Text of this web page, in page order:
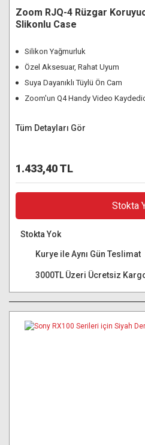
Zoom RJQ-4 Rüzgar
Slikonlu Case
Silikon Yağmurluk
Özel Aksesuar, Rahat Uyum
Suya Dayanıklı Tüylü Ön Cam
Zoom'un Q4 Handy Video
Tüm Detayları Gör
1.433,40 TL
Stokta
Stokta Yok
Kurye ile Aynı Gün Teslimat
3000TL Üzeri Ücretsiz